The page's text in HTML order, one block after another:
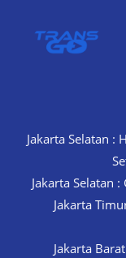
Jakarta Selatan :
Jakarta Selatan
Jakarta
Jakarta